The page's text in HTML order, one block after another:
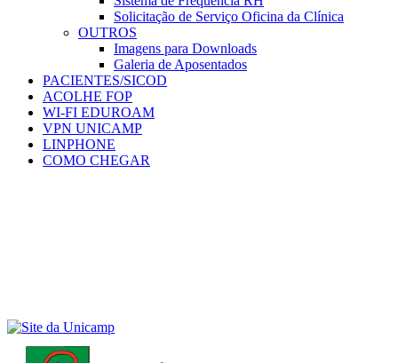
Solicitação de Serviço Oficina da Clínica
OUTROS
Imagens para Downloads
Galeria de Aposentados
PACIENTES/SICOD
ACOLHE FOP
WI-FI EDUROAM
VPN UNICAMP
LINPHONE
COMO CHEGAR